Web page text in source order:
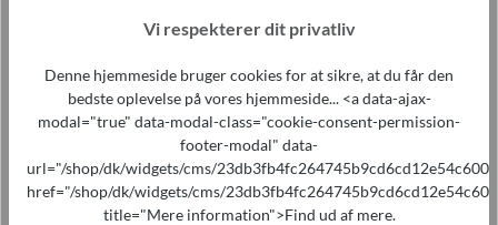
SMD pincet ST26029B
95,00 €*
SMD-pincet med BNC
Højkvalitets BNC-tilslutninger
Målespidser hårdforgyldte
Terminal til LCR-målebroer
og måleinstrumenter, multimetre
Vi respekterer dit privatliv
Denne hjemmeside bruger cookies for at sikre, at du får den
bedste oplevelse på vores hjemmeside... <a data-ajax-
modal="true" data-modal-class="cookie-consent-permission-
footer-modal" data-
url="/shop/dk/widgets/cms/23db3fb4fc264745b9cd6cd12e54c600"
href="/shop/dk/widgets/cms/
title="Mere information">Find ud af mere.